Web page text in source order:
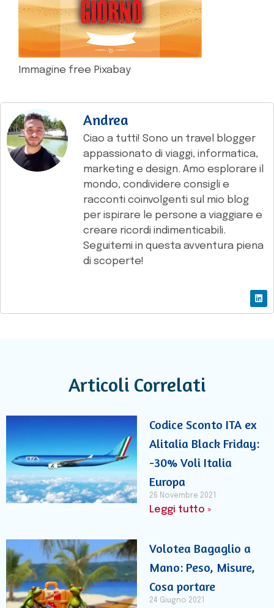
Immagine free Pixabay
Andrea
Ciao a tutti! Sono un travel blogger
appassionato di viaggi, informatica,
marketing e design. Amo esplorare il
mondo, condividere consigli e
racconti coinvolgenti sul mio blog
per ispirare le persone a viaggiare e
creare ricordi indimenticabili.
Seguitemi in questa avventura piena
di scoperte!
Articoli Correlati
Codice Sconto ITA ex
Alitalia Black Friday:
-30% Voli Italia
Europa
26 Novembre 2021
Leggi tutto »
Volotea Bagaglio a
Mano: Peso, Misure,
Cosa portare
24 Giugno 2021